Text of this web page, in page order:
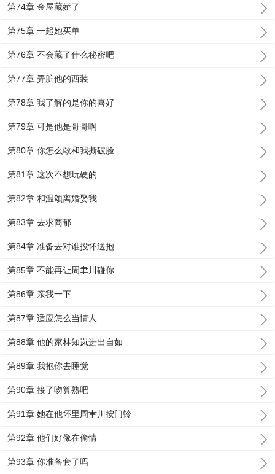
第74章 金屋藏娇了
第75章 一起她买单
第76章 不会藏了什么秘密吧
第77章 弄脏他的西装
第78章 我了解的是你的喜好
第79章 可是他是哥哥啊
第80章 你怎么敢和我撕破脸
第81章 这次不想玩硬的
第82章 和温颂离婚娶我
第83章 去求商郁
第84章 准备去对谁投怀送抱
第85章 不能再让周聿川碰你
第86章 亲我一下
第87章 适应怎么当情人
第88章 他的家林知岚进出自如
第89章 我抱你去睡觉
第90章 接了吻算熟吧
第91章 她在他怀里周聿川按门铃
第92章 他们好像在偷情
第93章 你准备套了吗